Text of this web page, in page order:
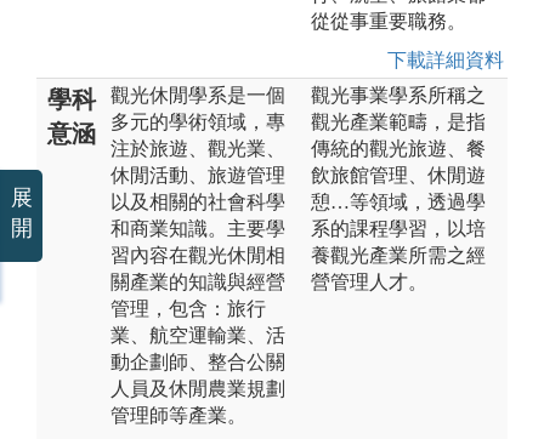
從從事重要職務。
下載詳細資料
學科
意涵
觀光休閒學系是一個
多元的學術領域，專
注於旅遊、觀光業、
休閒活動、旅遊管理
以及相關的社會科學
和商業知識。主要學
習內容在觀光休閒相
關產業的知識與經營
管理，包含：旅行
業、航空運輸業、活
動企劃師、整合公關
人員及休閒農業規劃
管理師等產業。
觀光事業學系所稱之
觀光產業範疇，是指
傳統的觀光旅遊、餐
飲旅館管理、休閒遊
憩…等領域，透過學
系的課程學習，以培
養觀光產業所需之經
營管理人才。
展
開